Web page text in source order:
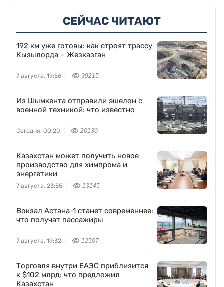
СЕЙЧАС ЧИТАЮТ
192 км уже готовы: как строят трассу
Кызылорда – Жезказган
7 августа, 19:56 39215
Из Шымкента отправили эшелон с
военной техникой: что известно
Сегодня, 00:20 20130
Казахстан может получить новое
производство для химпрома и
энергетики
7 августа, 23:55 13145
Вокзал Астана-1 станет современнее:
что получат пассажиры
7 августа, 19:32 12507
Торговля внутри ЕАЭС приблизится
к $102 млрд: что предложил
Казахстан